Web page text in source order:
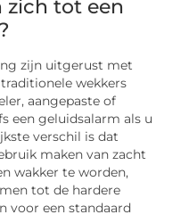
zich tot een
zijn uitgerust met
wekkers
aangepaste of
een geluidsalarm als u
verschil is dat
maken van zacht
wakker te worden,
tot de hardere
voor een standaard